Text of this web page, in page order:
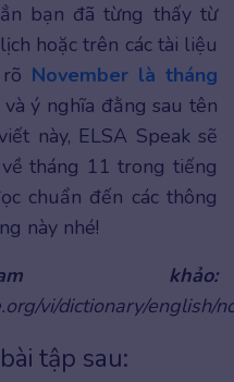
bạn đã từng thấy từ
hoặc trên các tài liệu
November là tháng
ý nghĩa đằng sau tên
này, ELSA Speak sẽ
tháng 11 trong tiếng
chuẩn đến các thông
này nhé!
khảo:
vi/dictionary/english/
tập sau: